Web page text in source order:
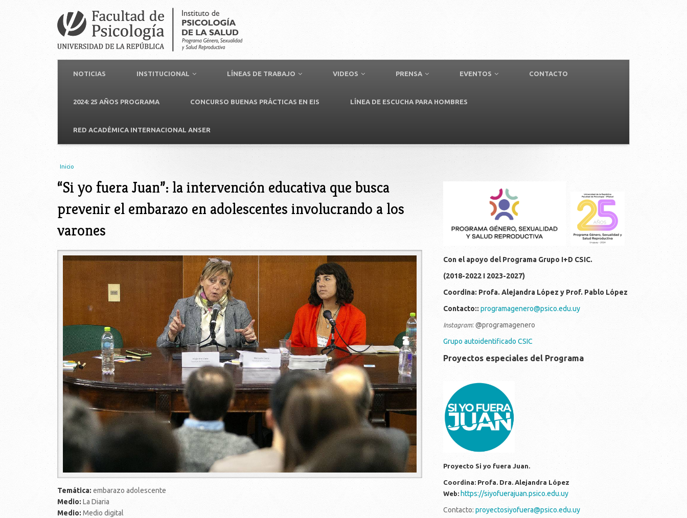
NOTICIAS INSTITUCIONAL LÍNEAS DE TRABAJO VIDEOS PRENSA EVENTOS CONTACTO
2024: 25 AÑOS PROGRAMA CONCURSO BUENAS PRÁCTICAS EN EIS LÍNEA DE ESCUCHA PARA HOMBRES
RED ACADÉMICA INTERNACIONAL ANSER
Usted está aquí
Inicio
“Si yo fuera Juan”: la intervención educativa que busca
prevenir el embarazo en adolescentes involucrando a los
varones
1.jpg
Temática:embarazo adolescente
Medio:La Diaria
Medio: Medio digital
Con el apoyo del Programa Grupo I+D CSIC.
(2018-2022 I 2023-2027)
Coordina: Profa. Alejandra López y Prof. Pablo López
Contacto:: programagenero@psico.edu.uy
Instagram: @programagenero
Grupo autoidentificado CSIC
Proyectos especiales del Programa
19c214d7-810f-4306-ba0f-
0cd29996aa7f.jpeg
Proyecto Si yo fuera Juan.
Coordina: Profa. Dra. Alejandra López
Web: https://siyofuerajuan.psico.edu.uy
Contacto: proyectosiyofuera@psico.edu.uy